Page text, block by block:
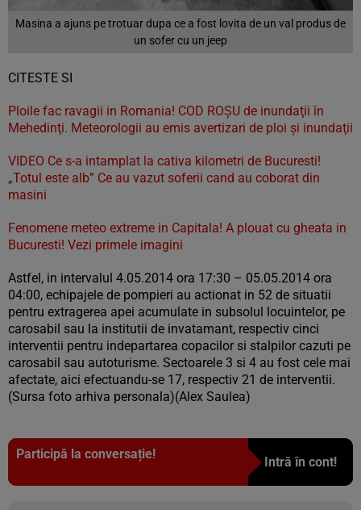
Masina a ajuns pe trotuar dupa ce a fost lovita de un val produs de
un sofer cu un jeep
CITESTE SI
Ploile fac ravagii in Romania! COD ROŞU de inundaţii în
Mehedinţi. Meteorologii au emis avertizari de ploi şi inundaţii
VIDEO Ce s-a intamplat la cativa kilometri de Bucuresti!
„Totul este alb” Ce au vazut soferii cand au coborat din
masini
Fenomene meteo extreme in Capitala! A plouat cu gheata in
Bucuresti! Vezi primele imagini
Astfel, in intervalul 4.05.2014 ora 17:30 – 05.05.2014 ora
04:00, echipajele de pompieri au actionat in 52 de situatii
pentru extragerea apei acumulate in subsolul locuintelor, pe
carosabil sau la institutii de invatamant, respectiv cinci
interventii pentru indepartarea copacilor si stalpilor cazuti pe
carosabil sau autoturisme. Sectoarele 3 si 4 au fost cele mai
afectate, aici efectuandu-se 17, respectiv 21 de interventii.
(Sursa foto arhiva personala)(Alex Saulea)
Participă la conversație!
Intră în cont!